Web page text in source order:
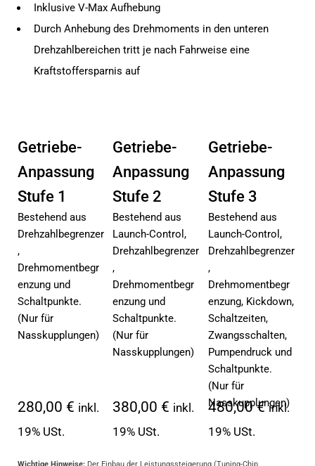
Inklusive V-Max Aufhebung
Durch Anhebung des Drehmoments in den unteren
Drehzahlbereichen tritt je nach Fahrweise eine
Kraftstoffersparnis auf
Getriebe-
Anpassung
Stufe 1
Bestehend aus
Drehzahlbegrenzer
,
Drehmomentbegr
enzung und
Schaltpunkte.
(Nur für
Nasskupplungen)
280,00 € inkl.
19% USt.
Getriebe-
Anpassung
Stufe 2
Bestehend aus
Launch-Control,
Drehzahlbegrenzer
,
Drehmomentbegr
enzung und
Schaltpunkte.
(Nur für
Nasskupplungen)
380,00 € inkl.
19% USt.
Getriebe-
Anpassung
Stufe 3
Bestehend aus
Launch-Control,
Drehzahlbegrenzer
,
Drehmomentbegr
enzung, Kickdown,
Schaltzeiten,
Zwangsschalten,
Pumpendruck und
Schaltpunkte.
(Nur für
Nasskupplungen)
480,00 €inkl.
19% USt.
Wichtige Hinweise: Der Einbau der Leistungssteigerung (Tuning-Chip,